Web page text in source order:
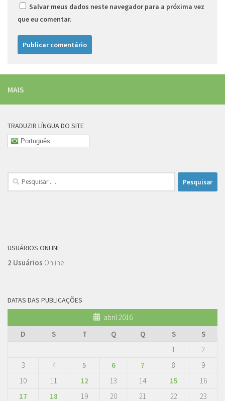
Salvar meus dados neste navegador para a próxima vez
que eu comentar.
MAIS
TRADUZIR LÍNGUA DO SITE
Português
Pesquisar
por:
USUÁRIOS ONLINE
2 Usuários Online
DATAS DAS PUBLICAÇÕES
abril 2016
D
S T Q Q S
S
1
2
3
4 5 6 7 8
9
10
11 12 13 14 15
16
17
18 19 20 21 22 23